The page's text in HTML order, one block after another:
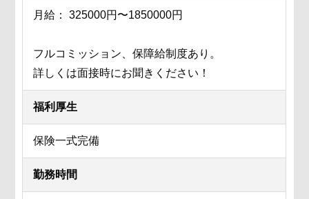
月給： 325000円〜1850000円
フルコミッション、保障給制度あり。
詳しくは面接時にお聞きください！
福利厚生
保険一式完備
勤務時間